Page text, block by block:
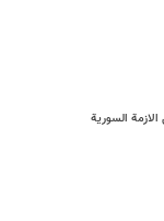
السوریة